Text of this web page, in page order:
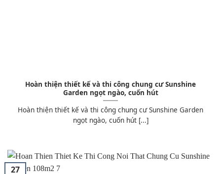
Hoàn thiện thiết kế và thi công chung cư Sunshine
Garden ngọt ngào, cuốn hút
Hoàn thiện thiết kế và thi công chung cư Sunshine Garden
ngọt ngào, cuốn hút [...]
27